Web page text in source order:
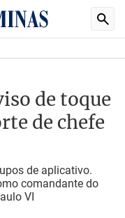
de toque
de chefe
de aplicativo.
comandante do
VI